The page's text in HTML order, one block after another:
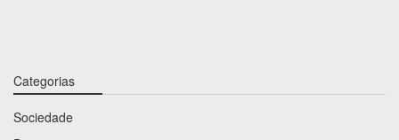
Categorias
Sociedade